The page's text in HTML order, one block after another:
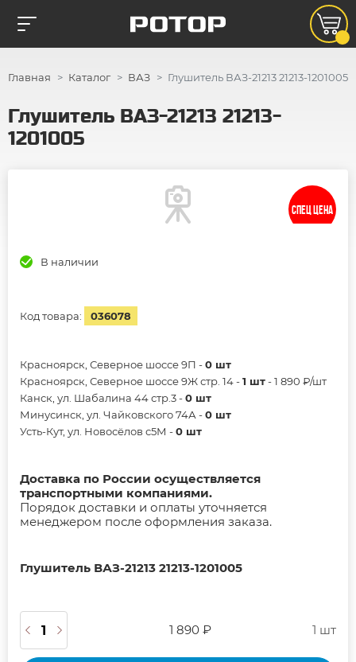
Главная Каталог ВАЗ Глушитель ВАЗ-21213 21213-1201005
Глушитель ВАЗ-21213 21213-
1201005
СПЕЦ ЦЕНА
В наличии
Код товара: 036078
Красноярск, Северное шоссе 9П -0 шт
Красноярск, Северное шоссе 9Ж стр. 14 -1 шт- 1 890 ₽/шт
Канск, ул. Шабалина 44 стр.3 -0 шт
Минусинск, ул. Чайковского 74А -0 шт
Усть-Кут, ул. Новосёлов с5М -0 шт
Доставка по России осуществляется
транспортными компаниями.
Порядок доставки и оплаты уточняется
менеджером после оформления заказа.
Глушитель ВАЗ-21213 21213-1201005
1 890 ₽ 1 шт